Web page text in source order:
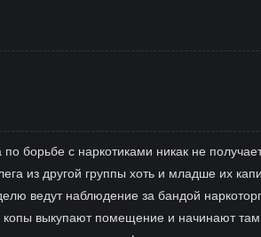
борьбе с наркотиками никак не
из другой группы хоть и младше их
ведут наблюдение за бандой
копы выкупают помещение и начинают